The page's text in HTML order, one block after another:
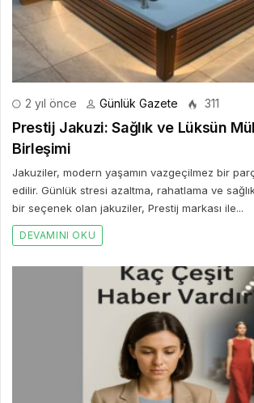
2 yıl önce Günlük Gazete 311
Prestij Jakuzi: Sağlık ve Lüksün
Birleşimi
Jakuziler, modern yaşamın vazgeçilmez bir
edilir. Günlük stresi azaltma, rahatlama ve
bir seçenek olan jakuziler, Prestij markası ile...
DEVAMINI OKU